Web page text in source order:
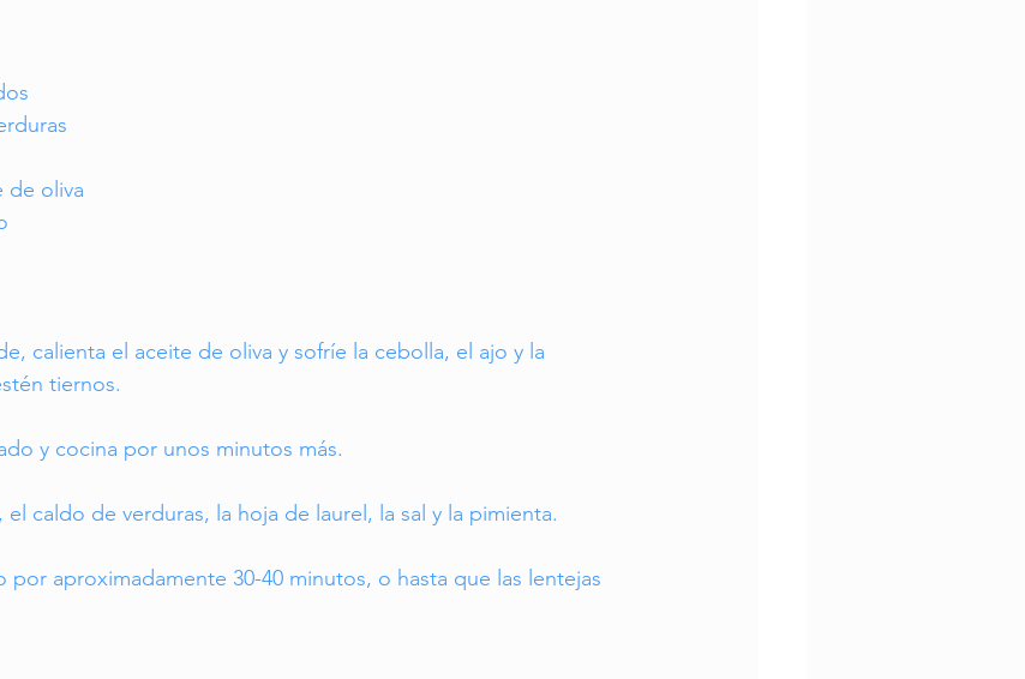
de oliva
calienta el aceite de oliva y sofríe la cebolla, el ajo y la
tiernos.
y cocina por unos minutos más.
caldo de verduras, la hoja de laurel, la sal y la pimienta.
por aproximadamente 30-40 minutos, o hasta que las lentejas